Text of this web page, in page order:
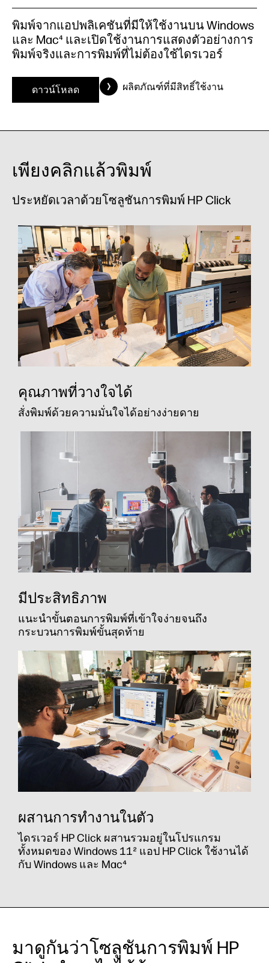
พิมพ์จากแอปพลิเคชันที่มีให้ใช้งานบน Windows
และ Mac⁴ และเปิดใช้งานการแสดงตัวอย่างการ
พิมพ์จริงและการพิมพ์ที่ไม่ต้องใช้ไดรเวอร์
ดาวน์โหลด ผลิตภัณฑ์ที่มีสิทธิ์ใช้งาน
เพียงคลิกแล้วพิมพ์
ประหยัดเวลาด้วยโซลูชันการพิมพ์ HP Click
คุณภาพที่วางใจได้
สั่งพิมพ์ด้วยความมั่นใจได้อย่างง่ายดาย
มีประสิทธิภาพ
แนะนำขั้นตอนการพิมพ์ที่เข้าใจง่ายจนถึง
กระบวนการพิมพ์ขั้นสุดท้าย
ผสานการทำงานในตัว
ไดรเวอร์ HP Click ผสานรวมอยู่ในโปรแกรม
ทั้งหมดของ Windows 11² แอป HP Click ใช้งานได้
กับ Windows และ Mac⁴
มาดูกันว่าโซลูชันการพิมพ์ HP